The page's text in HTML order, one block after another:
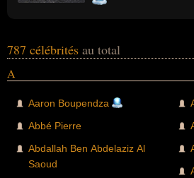
janvier 1793 sur la place
ministres successifs des
monarchie. Il rétablit les
des juifs d'Alsace, édit de
protestants) mais bute
projet d'instaurer un
787 célébrités au total
A
Aaron Boupendza
Abbé Pierre
Abdallah Ben Abdelaziz Al
Saoud